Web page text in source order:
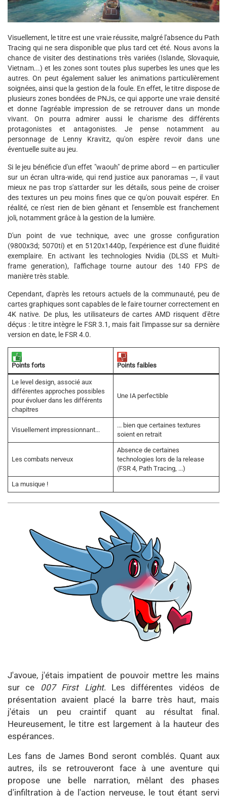
Visuellement, le titre est une vraie réussite, malgré l'absence du Path
Tracing qui ne sera disponible que plus tard cet été. Nous avons la
chance de visiter des destinations très variées (Islande, Slovaquie,
Vietnam...) et les zones sont toutes plus superbes les unes que les
autres. On peut également saluer les animations particulièrement
soignées, ainsi que la gestion de la foule. En effet, le titre dispose de
plusieurs zones bondées de PNJs, ce qui apporte une vraie densité
et donne l'agréable impression de se retrouver dans un monde
vivant. On pourra admirer aussi le charisme des différents
protagonistes et antagonistes. Je pense notamment au
personnage de Lenny Kravitz, qu'on espère revoir dans une
éventuelle suite au jeu.
Si le jeu bénéficie d'un effet "waouh" de prime abord — en particulier
sur un écran ultra-wide, qui rend justice aux panoramas —, il vaut
mieux ne pas trop s'attarder sur les détails, sous peine de croiser
des textures un peu moins fines que ce qu'on pouvait espérer. En
réalité, ce n'est rien de bien gênant et l'ensemble est franchement
joli, notamment grâce à la gestion de la lumière.
D'un point de vue technique, avec une grosse configuration
(9800x3d; 5070ti) et en 5120x1440p, l'expérience est d'une fluidité
exemplaire. En activant les technologies Nvidia (DLSS et Multi-
frame generation), l'affichage tourne autour des 140 FPS de
manière très stable.
Cependant, d'après les retours actuels de la communauté, peu de
cartes graphiques sont capables de le faire tourner correctement en
4K native. De plus, les utilisateurs de cartes AMD risquent d'être
déçus : le titre intègre le FSR 3.1, mais fait l'impasse sur sa dernière
version en date, le FSR 4.0.
Points forts Points faibles
Le level design, associé aux
différentes approches possibles
pour évoluer dans les différents
chapitres
Une IA perfectible
Visuellement impressionnant...
... bien que certaines textures
soient en retrait
Les combats nerveux
Absence de certaines
technologies lors de la release
(FSR 4, Path Tracing, ...)
La musique !
J'avoue, j'étais impatient de pouvoir mettre les mains
sur ce
007 First Light. Les différentes vidéos de
présentation avaient placé la barre très haut, mais
j'étais un peu craintif quant au résultat final.
Heureusement, le titre est largement à la hauteur des
espérances.
Les fans de James Bond seront comblés. Quant aux
autres, ils se retrouveront face à une aventure qui
propose une belle narration, mêlant des phases
d'infiltration à de l'action nerveuse, le tout étant servi